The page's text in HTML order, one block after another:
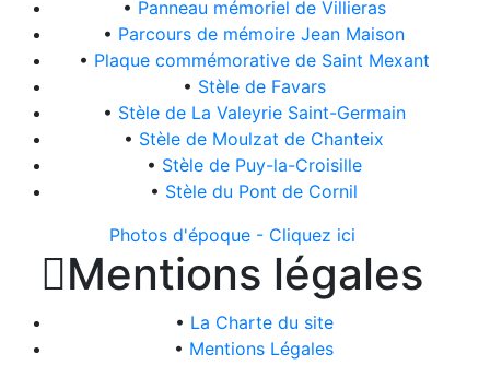
• Panneau mémoriel de Villieras
• Parcours de mémoire Jean Maison
• Plaque commémorative de Saint Mexant
• Stèle de Favars
• Stèle de La Valeyrie Saint-Germain
• Stèle de Moulzat de Chanteix
• Stèle de Puy-la-Croisille
• Stèle du Pont de Cornil
Photos d'époque - Cliquez ici
Mentions légales
• La Charte du site
• Mentions Légales